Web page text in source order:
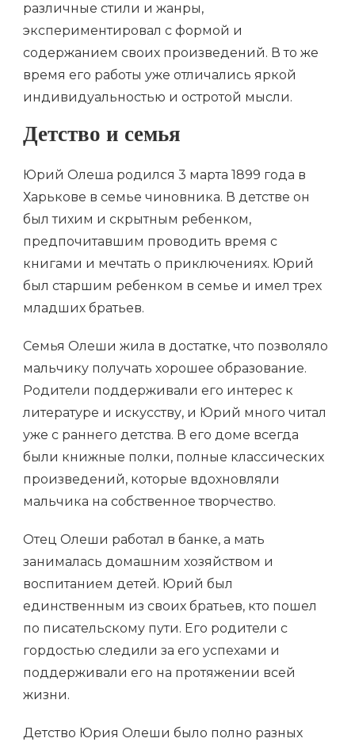
различные стили и жанры,
экспериментировал с формой и
содержанием своих произведений. В то же
время его работы уже отличались яркой
индивидуальностью и остротой мысли.
Детство и семья
Юрий Олеша родился 3 марта 1899 года в
Харькове в семье чиновника. В детстве он
был тихим и скрытным ребенком,
предпочитавшим проводить время с
книгами и мечтать о приключениях. Юрий
был старшим ребенком в семье и имел трех
младших братьев.
Семья Олеши жила в достатке, что позволяло
мальчику получать хорошее образование.
Родители поддерживали его интерес к
литературе и искусству, и Юрий много читал
уже с раннего детства. В его доме всегда
были книжные полки, полные классических
произведений, которые вдохновляли
мальчика на собственное творчество.
Отец Олеши работал в банке, а мать
занималась домашним хозяйством и
воспитанием детей. Юрий был
единственным из своих братьев, кто пошел
по писательскому пути. Его родители с
гордостью следили за его успехами и
поддерживали его на протяжении всей
жизни.
Детство Юрия Олеши было полно разных